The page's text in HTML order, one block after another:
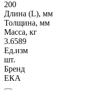
200
Длина (L), мм
Толщина, мм
Масса, кг
3.6589
Ед.изм
шт.
Бренд
ЕКА